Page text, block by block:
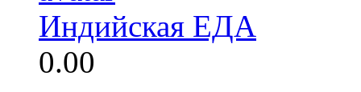
Индийская ЕДА
0.00